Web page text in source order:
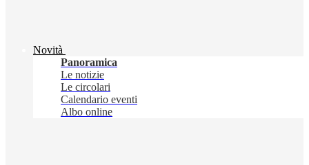
Novità
Panoramica
Le notizie
Le circolari
Calendario eventi
Albo online